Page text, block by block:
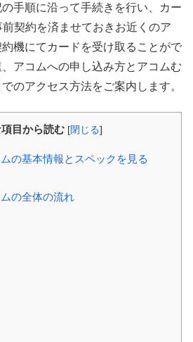
手順に沿って手続きを行い、カー
前契約を済ませておきお近くのア
機にてカードを受け取ることがで
アコムへの申し込み方とアコムむ
のアクセス方法をご案内します。
目から読む [閉じる]
の基本情報とスペックを見る
の全体の流れ